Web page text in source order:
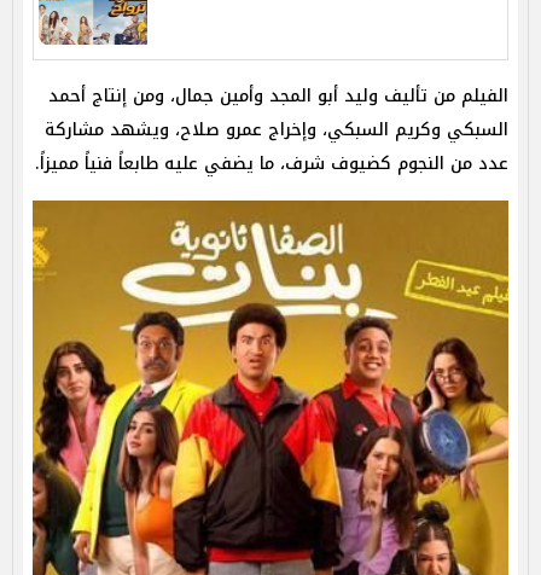
الفيلم من تأليف وليد أبو المجد وأمين جمال، ومن إنتاج أحمد
السبكي وكريم السبكي، وإخراج عمرو صلاح، ويشهد مشاركة
عدد من النجوم كضيوف شرف، ما يضفي عليه طابعاً فنياً مميزاً.